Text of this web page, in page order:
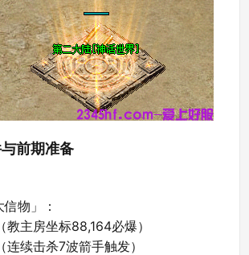
前期准备
物」：
主房坐标88,164必爆）
续击杀7波箭手触发）